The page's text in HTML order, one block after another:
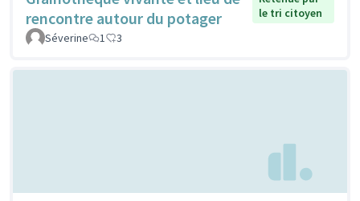
rencontre autour du potager
le tri citoyen
Séverine
1 3